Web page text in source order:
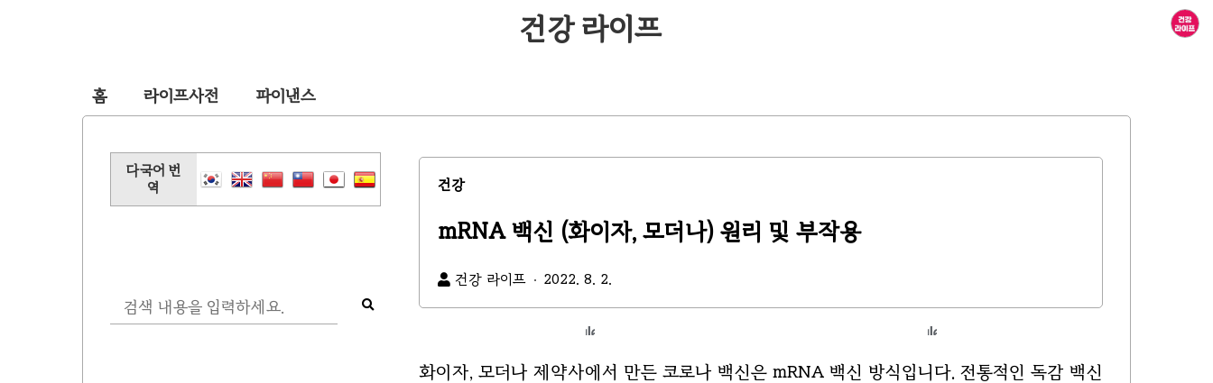
건강 라이프
홈 라이프사전 파이낸스
다국어 번
역
건강
mRNA 백신 (화이자, 모더나) 원리 및 부작용
건강 라이프 2022. 8. 2.
화이자, 모더나 제약사에서 만든 코로나 백신은 mRNA 백신 방식입니다. 전통적인 독감 백신